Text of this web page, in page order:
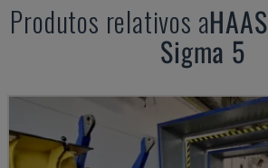
Produtos relativos aHAAS
Sigma 5